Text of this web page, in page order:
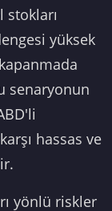
yüksek
senaryonun
hassas ve
yönlü riskler